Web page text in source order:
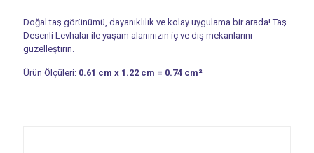
Doğal taş görünümü, dayanıklılık ve kolay uygulama bir arada! Taş
Desenli Levhalar ile yaşam alanınızın iç ve dış mekanlarını
güzelleştirin.
Ürün Ölçüleri: 0.61 cm x 1.22 cm = 0.74 cm²